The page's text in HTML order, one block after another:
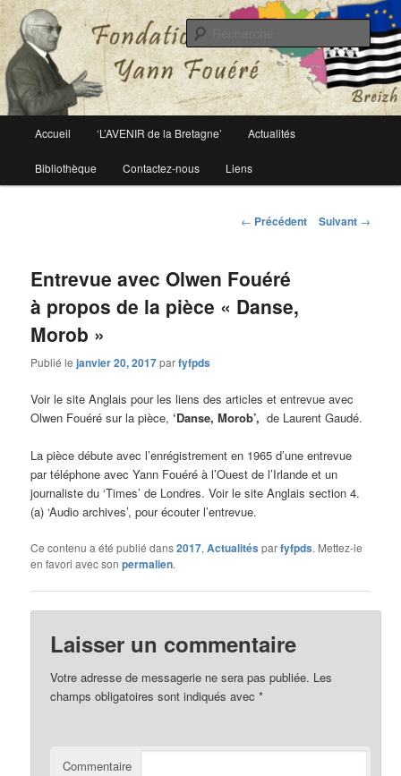
Fondation Yann Fouéré
Le site officiel de la fondation Yann Fouéré
principal
Aller
au
Accueil ‘L’AVENIR de la Bretagne’ Actualités
Bibliothèque Contactez-nous Liens
Navigation
← Précédent Suivant →
Entrevue avec Olwen Fouéré
à propos de la pièce « Danse,
Morob »
Publié lejanvier 20, 2017parfyfpds
Voir le site Anglais pour les liens des articles et entrevue avec
Olwen Fouéré sur la pièce,‘Danse, Morob’, de Laurent Gaudé.
La pièce débute avec l’enrégistrement en 1965 d’une entrevue
par téléphone avec Yann Fouéré à l’Ouest de l’Irlande et un
journaliste du ‘Times’ de Londres. Voir le site Anglais section 4.
(a) ‘Audio archives’, pour écouter l’entrevue.
Ce contenu a été publié dans2017,Actualités parfyfpds. Mettez-le
en favori avec sonpermalien.
Laisser un commentaire
Votre adresse de messagerie ne sera pas publiée. Les
champs obligatoires sont indiqués avec*
Commentaire